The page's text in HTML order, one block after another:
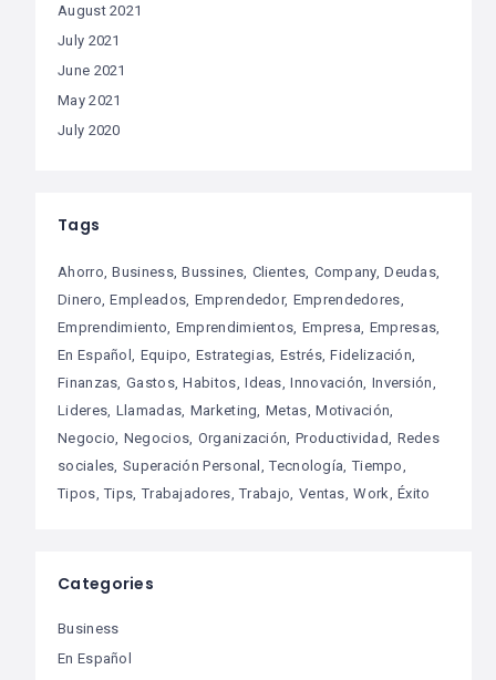
August 2021
July 2021
June 2021
May 2021
July 2020
Tags
Ahorro Business Bussines Clientes Company Deudas
Dinero Empleados Emprendedor Emprendedores
Emprendimiento Emprendimientos Empresa Empresas
En Español Equipo Estrategias Estrés Fidelización
Finanzas Gastos Habitos Ideas Innovación Inversión
Lideres Llamadas Marketing Metas Motivación
Negocio Negocios Organización Productividad Redes
sociales Superación Personal Tecnología Tiempo
Tipos Tips Trabajadores Trabajo Ventas Work Éxito
Categories
Business
En Español